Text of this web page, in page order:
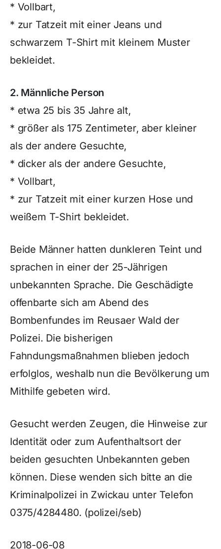
* Vollbart,
* zur Tatzeit mit einer Jeans und
schwarzem T-Shirt mit kleinem Muster
bekleidet.
2. Männliche Person
* etwa 25 bis 35 Jahre alt,
* größer als 175 Zentimeter, aber kleiner
als der andere Gesuchte,
* dicker als der andere Gesuchte,
* Vollbart,
* zur Tatzeit mit einer kurzen Hose und
weißem T-Shirt bekleidet.
Beide Männer hatten dunkleren Teint und
sprachen in einer der 25-Jährigen
unbekannten Sprache. Die Geschädigte
offenbarte sich am Abend des
Bombenfundes im Reusaer Wald der
Polizei. Die bisherigen
Fahndungsmaßnahmen blieben jedoch
erfolglos, weshalb nun die Bevölkerung um
Mithilfe gebeten wird.
Gesucht werden Zeugen, die Hinweise zur
Identität oder zum Aufenthaltsort der
beiden gesuchten Unbekannten geben
können. Diese wenden sich bitte an die
Kriminalpolizei in Zwickau unter Telefon
0375/4284480. (polizei/seb)
2018-06-08